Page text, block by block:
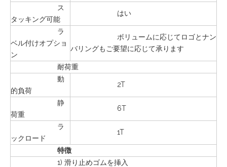
ス
タッキング可能
はい
ラ
ベル付けオプショ
ン
ボリュームに応じてロゴとナン
バリングもご要望に応じて承ります
耐荷重
動
的負荷
2T
静
荷重
6T
ラ
ックロード
1T
特徴
1) 滑り止めゴムを挿入